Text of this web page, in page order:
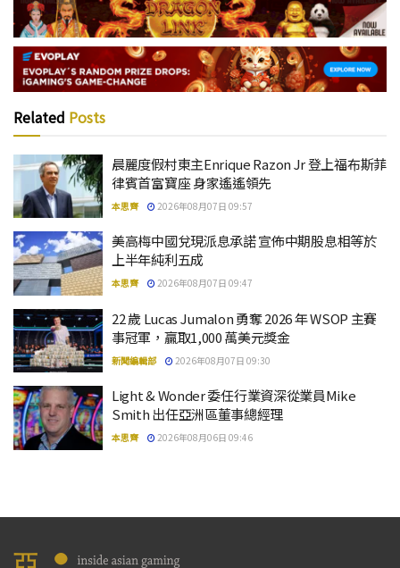
Related Posts
晨麗度假村東主Enrique Razon Jr 登上福布斯菲
律賓首富寶座 身家遙遙領先
本思齊 2026年08月07日 09:57
美高梅中國兌現派息承諾 宣佈中期股息相等於
上半年純利五成
本思齊 2026年08月07日 09:47
22 歲 Lucas Jumalon 勇奪 2026 年 WSOP 主賽
事冠軍，贏取1,000 萬美元獎金
新聞編輯部 2026年08月07日 09:30
Light & Wonder 委任行業資深從業員Mike
Smith 出任亞洲區董事總經理
本思齊 2026年08月06日 09:46